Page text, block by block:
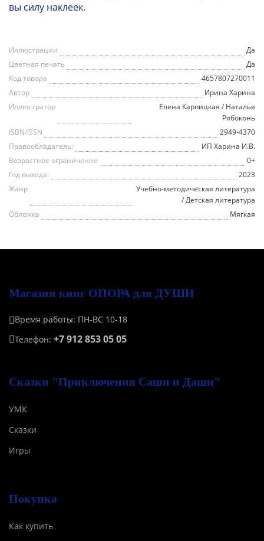
вы силу наклеек.
Иллюстрации
Да
Цветная печать
Да
Код товара
4657807270011
Автор
Ирина Харина
Иллюстратор
Елена Карпицкая / Наталья
Рябоконь
ISBN/ISSN
2949-4370
Правообладатель:
ИП Харина И.В.
Возрастное ограничение
0+
Год выхода:
2023
Жанр
Учебно-методическая литература
/ Детская литература
Обложка
Мягкая
Магазин книг ОПОРА для ДУШИ
Время работы: ПН-ВС 10-18
Телефон: +7 912 853 05 05
Сказки "Приключения Саши и Даши"
УМК
Сказки
Игры
Покупка
Как купить